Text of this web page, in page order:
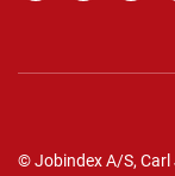
© Jobindex A/S, Carl